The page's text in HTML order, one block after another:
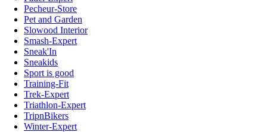
Pecheur-Store
Pet and Garden
Slowood Interior
Smash-Expert
Sneak'In
Sneakids
Sport is good
Training-Fit
Trek-Expert
Triathlon-Expert
TripnBikers
Winter-Expert